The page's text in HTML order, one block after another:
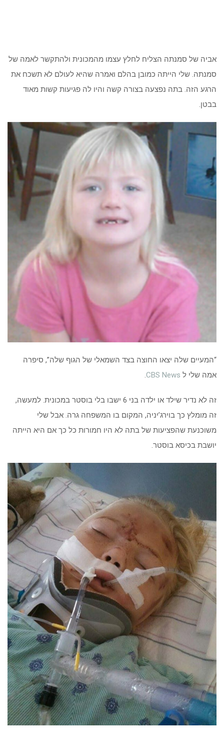
אביה של סמנתה הצליח לחלץ עצמו מהמכונית ולהתקשר לאמה של
סמנתה. שלי הייתה כמובן בהלם ואמרה שהיא לעולם לא תשכח את
הרגע הזה. בתה נפצעה בצורה קשה והיו לה פגיעות קשות מאוד
בבטן.
“המעיים שלה יצאו החוצה בצד השמאלי של הגוף שלה”, סיפרה
אמה שלי ל CBS News
.
זה לא נדיר שילד או ילדה בני 6 ישבו בלי בוסטר במכונית. למעשה,
זה מומלץ כך בוירג’יניה, המקום בו המשפחה גרה. אבל שלי
משוכנעת שהפציעות של בתה לא היו חמורות כל כך אם היא הייתה
יושבת בכיסא בוסטר.